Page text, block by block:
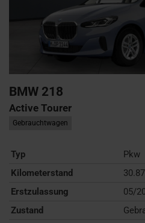
BMW 218
Active Tourer
Gebrauchtwagen
Typ
Pkw
Kilometerstand
Erstzulassung
05/
Zustand